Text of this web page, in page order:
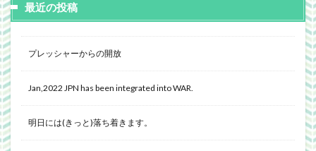
最近の投稿
プレッシャーからの開放
Jan,2022 JPN has been integrated into WAR.
明日には(きっと)落ち着きます。